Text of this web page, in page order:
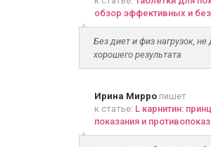
обзор эффективных и
Без диет и физ нагрузок, не
хорошего результата
Ирина Мирропишет
к статье: L карнитин:
показания и